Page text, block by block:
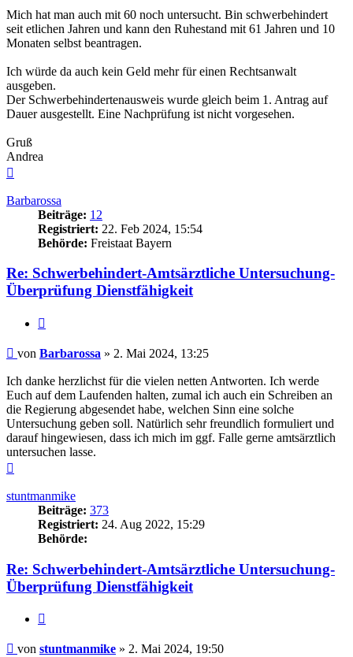
Mich hat man auch mit 60 noch untersucht. Bin schwerbehindert
seit etlichen Jahren und kann den Ruhestand mit 61 Jahren und 10
Monaten selbst beantragen.
Ich würde da auch kein Geld mehr für einen Rechtsanwalt
ausgeben.
Der Schwerbehindertenausweis wurde gleich beim 1. Antrag auf
Dauer ausgestellt. Eine Nachprüfung ist nicht vorgesehen.
Gruß
Andrea
Barbarossa
Beiträge: 12
Registriert: 22. Feb 2024, 15:54
Behörde: Freistaat Bayern
Re: Schwerbehindert-Amtsärztliche Untersuchung-
Überprüfung Dienstfähigkeit
Beitrag
von Barbarossa » 2. Mai 2024, 13:25
Ich danke herzlichst für die vielen netten Antworten. Ich werde
Euch auf dem Laufenden halten, zumal ich auch ein Schreiben an
die Regierung abgesendet habe, welchen Sinn eine solche
Untersuchung geben soll. Natürlich sehr freundlich formuliert und
darauf hingewiesen, dass ich mich im ggf. Falle gerne amtsärztlich
untersuchen lasse.
stuntmanmike
Beiträge: 373
Registriert: 24. Aug 2022, 15:29
Behörde:
Re: Schwerbehindert-Amtsärztliche Untersuchung-
Überprüfung Dienstfähigkeit
Beitrag
von stuntmanmike » 2. Mai 2024, 19:50